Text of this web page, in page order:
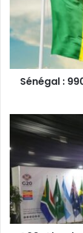
FCA
alloués
à
l’Éducation
en
2026Sénégal :
‎G20
L'or
FMI,
un
levier
inédit
contre